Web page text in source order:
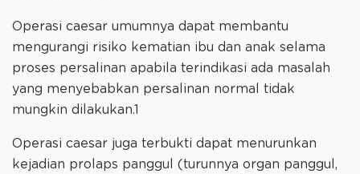
Operasi caesar umumnya dapat membantu
mengurangi risiko kematian ibu dan anak selama
proses persalinan apabila terindikasi ada masalah
yang menyebabkan persalinan normal tidak
mungkin dilakukan.1
Operasi caesar juga terbukti dapat menurunkan
kejadian prolaps panggul (turunnya organ panggul,